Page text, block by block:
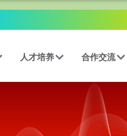
人才培养 合作交流